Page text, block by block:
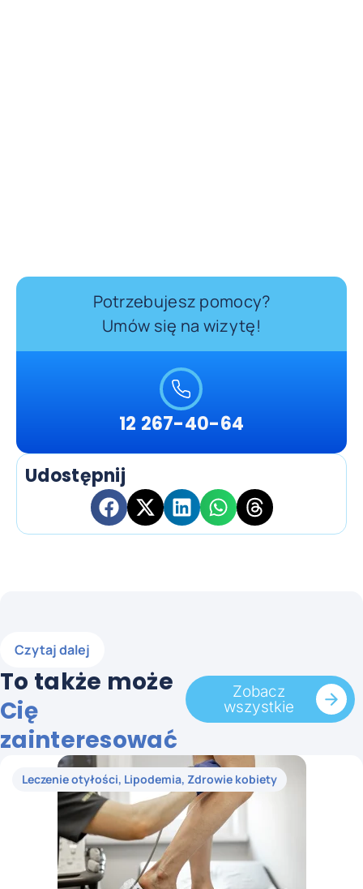
Potrzebujesz pomocy?
Umów się na wizytę!
12 267-40-64
Udostępnij
Czytaj dalej
To także może
Cię
zainteresować
Zobacz
wszystkie
Leczenie otyłości, Lipodemia, Zdrowie kobiety